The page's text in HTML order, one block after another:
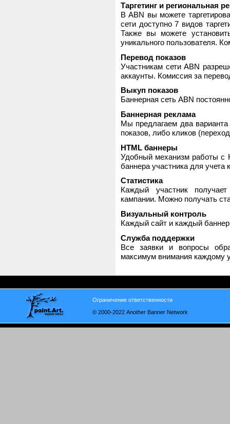
Таргетинг и региональная
В ABN вы можете
сети доступно 7 видов
Также вы можете
уникального пользователя.
Перевод показов
Участникам сети ABN
аккаунты. Комиссия за
Выкуп показов
Баннерная сеть ABN
Баннерная реклама
Мы предлагаем два
показов, либо кликов
HTML баннеры
Удобный механизм работы с
баннера участника для
Статистика
Каждый участник
кампании. Можно получать
Визуальный контроль
Каждый сайт и каждый
Служба поддержки
Все заявки и вопросы
максимум внимания каждому
Ограничение ответственности
© 2000-2022 Another Banner Network